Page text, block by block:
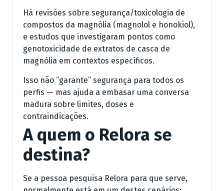
Há revisões sobre segurança/toxicologia de
compostos da magnólia (magnolol e honokiol),
e estudos que investigaram pontos como
genotoxicidade de extratos de casca de
magnólia em contextos específicos.
Isso não “garante” segurança para todos os
perfis — mas ajuda a embasar uma conversa
madura sobre limites, doses e
contraindicações.
A quem o Relora se
destina?
Se a pessoa pesquisa Relora para que serve,